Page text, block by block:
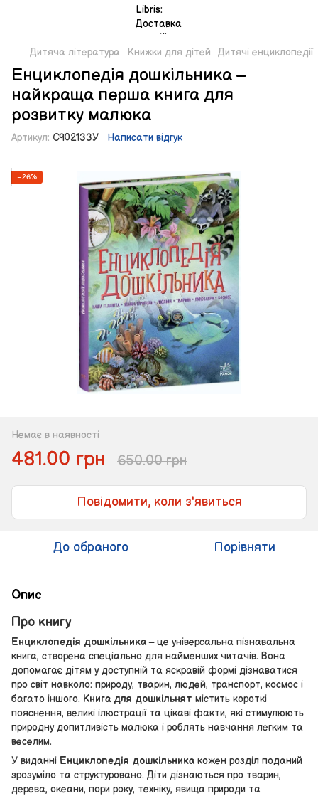
Дитяча література Книжки для дітей Дитячі енциклопедії
Енциклопедія дошкільника –
найкраща перша книга для
розвитку малюка
Артикул: С902133У Написати відгук
−26%
Немає в наявності
481.00 грн 650.00 грн
Повідомити, коли з'явиться
До обраного Порівняти
Опис
Про книгу
Енциклопедія дошкільника– це універсальна пізнавальна
книга, створена спеціально для найменших читачів. Вона
допомагає дітям у доступній та яскравій формі дізнаватися
про світ навколо: природу, тварин, людей, транспорт, космос і
багато іншого. Книга для дошкільнят містить короткі
пояснення, великі ілюстрації та цікаві факти, які стимулюють
природну допитливість малюка і роблять навчання легким та
веселим.
У виданні Енциклопедія дошкільника кожен розділ поданий
зрозуміло та структуровано. Діти дізнаються про тварин,
дерева, океани, пори року, техніку, явища природи та